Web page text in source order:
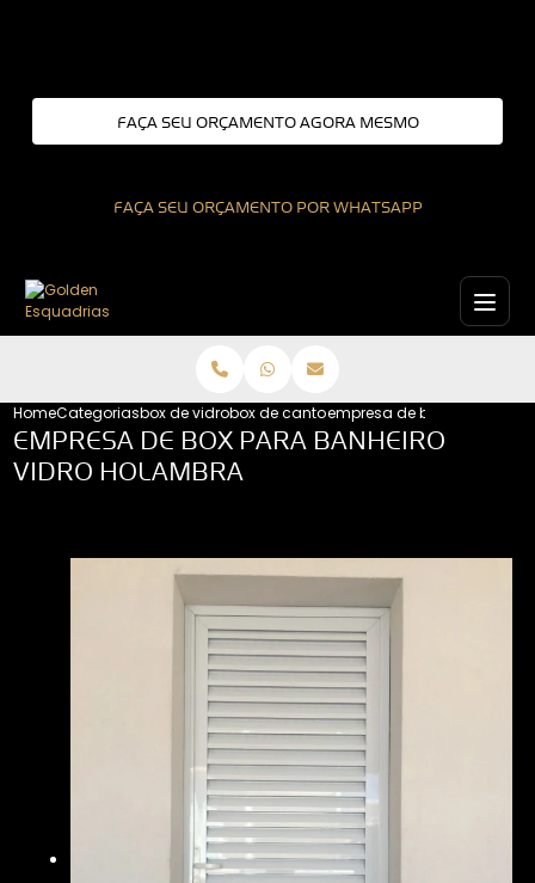
FAÇA SEU ORÇAMENTO AGORA MESMO
FAÇA SEU ORÇAMENTO POR WHATSAPP
HomeCategoriasbox de vidrobox de canto para banheiro
empresa de box para
EMPRESA DE BOX PARA BANHEIRO
VIDRO HOLAMBRA